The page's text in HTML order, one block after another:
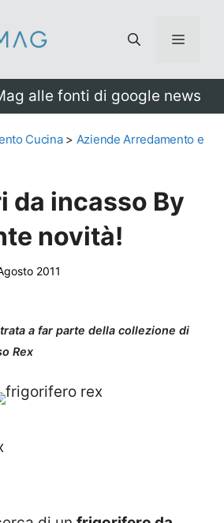
Menu
alle fonti di google news
Cucina> Aziende Arredamento e
da incasso By
novità!
2011
a far parte della collezione di
Rex